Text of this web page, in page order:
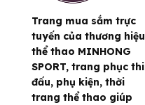
Trang mua sắm trực
tuyến của thương hiệu
thể thao MINHONG
SPORT, trang phục thi
đấu, phụ kiện, thời
trang thể thao giúp